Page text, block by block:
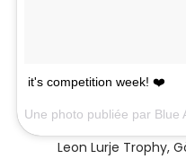
it's competition week! ❤️
Une photo publiée par
Leon Lurje Trophy,